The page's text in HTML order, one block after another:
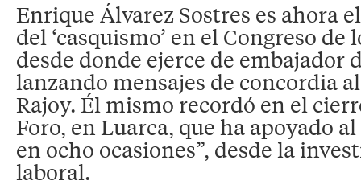
Enrique Álvarez Sostres es ahora
del ‘casquismo’ en el Congreso de
desde donde ejerce de embajador
lanzando mensajes de concordia
Rajoy. Él mismo recordó en el
Foro, en Luarca, que ha apoyado
en ocho ocasiones”, desde la
laboral.